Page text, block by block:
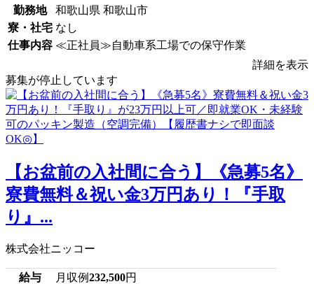
勤務地
和歌山県 和歌山市
寮・社宅 なし
仕事内容 ≪正社員≫自動車系工場での保守作業
詳細を表示
募集が停止しています
【お盆前の入社間に合う】《急募5名》
寮費無料＆祝い金3万円あり！『手取
り』...
株式会社ニッコー
給与 月収例232,500円